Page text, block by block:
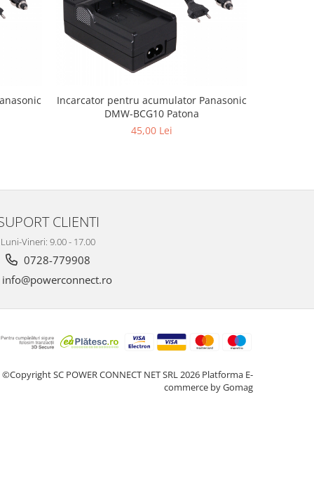
Incarcator pentru acumulator Panasonic
DMW-BCG10 Patona
45,00 Lei
CLIENTI
Luni-Vineri: 9.00 - 17.00
0728-779908
info@powerconnect.ro
©Copyright SC POWER CONNECT NET SRL 2026 Platforma E-
commerce by Gomag